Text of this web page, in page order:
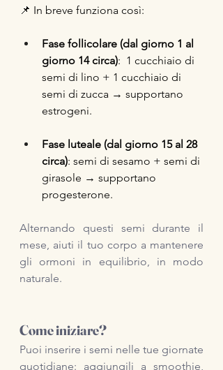
📌 In breve funziona così:
Fase follicolare (dal giorno 1 al
giorno 14 circa):  1 cucchiaio di
semi di lino + 1 cucchiaio di
semi di zucca → supportano
estrogeni.
Fase luteale (dal giorno 15 al 28
circa): semi di sesamo + semi di
girasole → supportano
progesterone.
Alternando questi semi durante il
mese, aiuti il tuo corpo a mantenere
gli ormoni in equilibrio, in modo
naturale.
Come iniziare?
Puoi inserire i semi nelle tue giornate
quotidiane: aggiungili a smoothie,